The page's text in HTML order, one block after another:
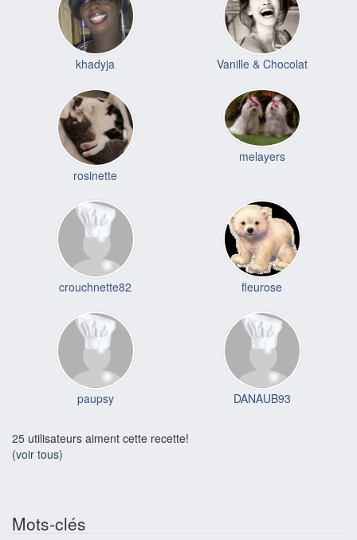
khadyja Vanille & Chocolat
rosinette
melayers
crouchnette82 fleurose
paupsy DANAUB93
25 utilisateurs aiment cette recette!
(voir tous)
Mots-clés